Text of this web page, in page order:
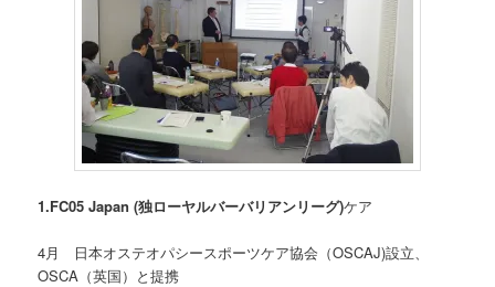
1.FC05 Japan (独ローヤルバーバリアンリーグ)ケア
4月 日本オステオパシースポーツケア協会（OSCAJ)設立、
OSCA（英国）と提携